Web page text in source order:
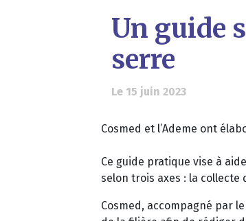
Un guide
serre
Le 15 juin 2023
Cosmed et l’Ademe ont
Ce guide pratique vise à
selon trois axes : la collecte
Cosmed, accompagné par